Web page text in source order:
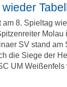
8. Spieltag
SV stand am
die Siege der
UM